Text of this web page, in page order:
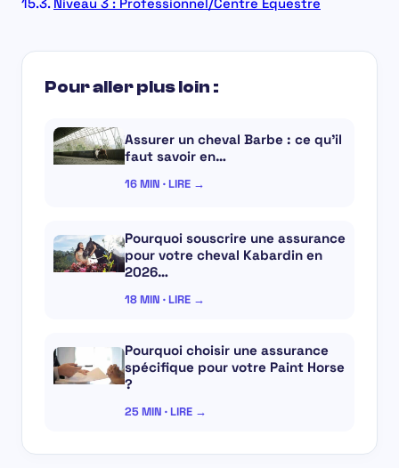
Niveau 3 : Professionnel/Centre Équestre
Pour aller plus loin :
Assurer un cheval Barbe : ce qu’il
faut savoir en…
16 MIN · LIRE →
Pourquoi souscrire une assurance
pour votre cheval Kabardin en
2026…
18 MIN · LIRE →
Pourquoi choisir une assurance
spécifique pour votre Paint Horse
?
25 MIN · LIRE →